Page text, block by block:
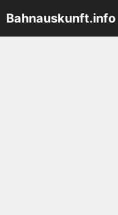
Inhalt
springen
Bahnauskunft.info